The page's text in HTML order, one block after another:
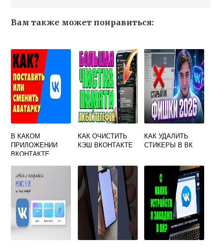
Вам также может понравиться:
В КАКОМ
ПРИЛОЖЕНИИ
ВКОНТАКТЕ
ПОМЕНЯТЬ
ФОТОГРАФИЮ
КАК ОЧИСТИТЬ
КЭШ ВКОНТАКТЕ
КАК УДАЛИТЬ
СТИКЕРЫ В ВК